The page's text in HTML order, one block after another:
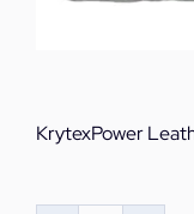
KrytexPower